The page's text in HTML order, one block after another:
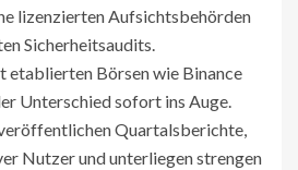
lizenzierten Aufsichtsbehörden
Sicherheitsaudits.
etablierten Börsen wie Binance
Unterschied sofort ins Auge.
Quartalsberichte,
Nutzer und unterliegen strengen